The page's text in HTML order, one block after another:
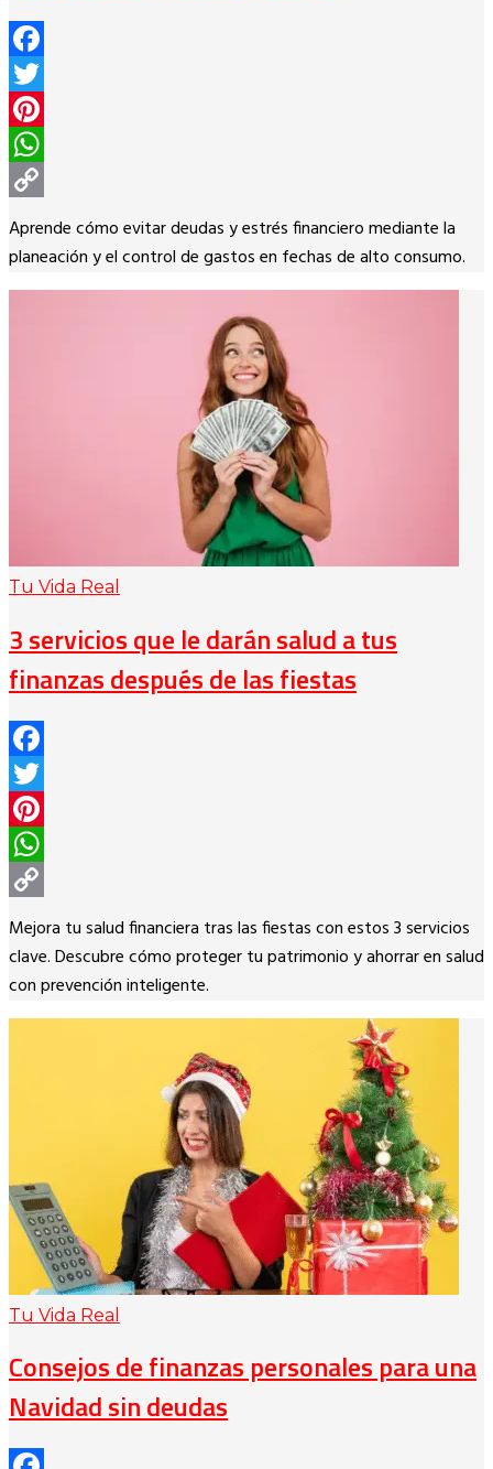
Facebook
Twitter
Pinterest
WhatsApp
Copy
Link
Aprende cómo evitar deudas y estrés financiero mediante la
planeación y el control de gastos en fechas de alto consumo.
Tu Vida Real
3 servicios que le darán salud a tus
finanzas después de las fiestas
Facebook
Twitter
Pinterest
WhatsApp
Copy
Link
Mejora tu salud financiera tras las fiestas con estos 3 servicios
clave. Descubre cómo proteger tu patrimonio y ahorrar en salud
con prevención inteligente.
Tu Vida Real
Consejos de finanzas personales para una
Navidad sin deudas